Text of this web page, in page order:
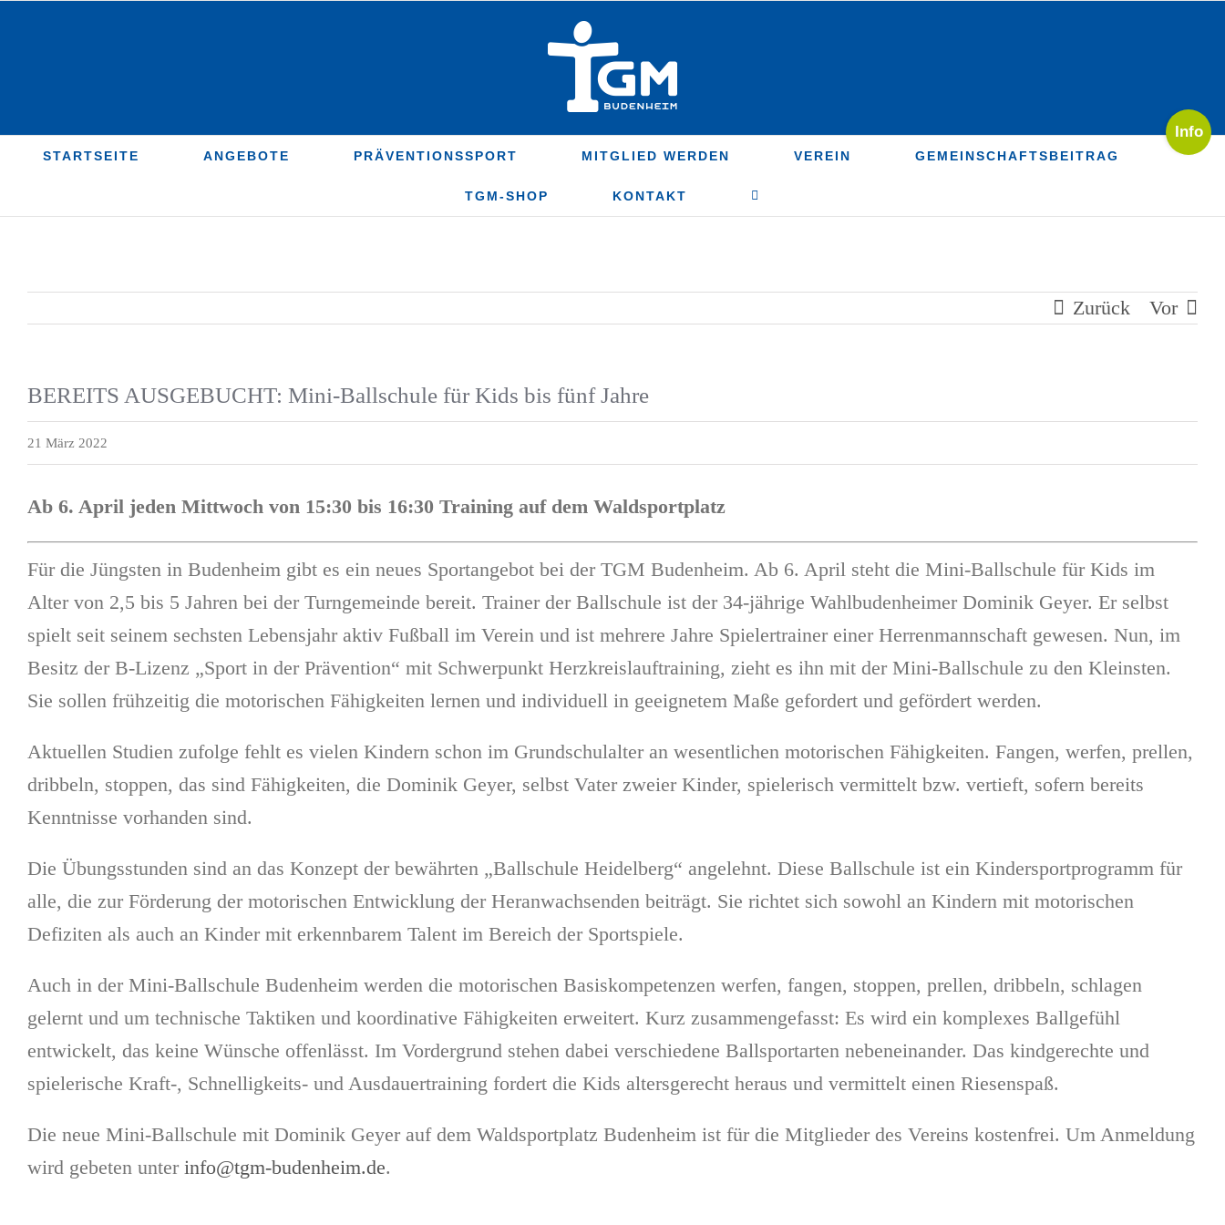
STARTSEITE ANGEBOTE PRÄVENTIONSSPORT MITGLIED WERDEN VEREIN GEMEINSCHAFTSBEITRAG
TGM-SHOP KONTAKT
Zurück Vor
BEREITS AUSGEBUCHT: Mini-Ballschule für Kids bis fünf Jahre
21 März 2022
Ab 6. April jeden Mittwoch von 15:30 bis 16:30 Training auf dem Waldsportplatz
Für die Jüngsten in Budenheim gibt es ein neues Sportangebot bei der TGM Budenheim. Ab 6. April steht die Mini-Ballschule für Kids im
Alter von 2,5 bis 5 Jahren bei der Turngemeinde bereit. Trainer der Ballschule ist der 34-jährige Wahlbudenheimer Dominik Geyer. Er selbst
spielt seit seinem sechsten Lebensjahr aktiv Fußball im Verein und ist mehrere Jahre Spielertrainer einer Herrenmannschaft gewesen. Nun, im
Besitz der B-Lizenz „Sport in der Prävention“ mit Schwerpunkt Herzkreislauftraining, zieht es ihn mit der Mini-Ballschule zu den Kleinsten.
Sie sollen frühzeitig die motorischen Fähigkeiten lernen und individuell in geeignetem Maße gefordert und gefördert werden.
Aktuellen Studien zufolge fehlt es vielen Kindern schon im Grundschulalter an wesentlichen motorischen Fähigkeiten. Fangen, werfen, prellen,
dribbeln, stoppen, das sind Fähigkeiten, die Dominik Geyer, selbst Vater zweier Kinder, spielerisch vermittelt bzw. vertieft, sofern bereits
Kenntnisse vorhanden sind.
Die Übungsstunden sind an das Konzept der bewährten „Ballschule Heidelberg“ angelehnt. Diese Ballschule ist ein Kindersportprogramm für
alle, die zur Förderung der motorischen Entwicklung der Heranwachsenden beiträgt. Sie richtet sich sowohl an Kindern mit motorischen
Defiziten als auch an Kinder mit erkennbarem Talent im Bereich der Sportspiele.
Auch in der Mini-Ballschule Budenheim werden die motorischen Basiskompetenzen werfen, fangen, stoppen, prellen, dribbeln, schlagen
gelernt und um technische Taktiken und koordinative Fähigkeiten erweitert. Kurz zusammengefasst: Es wird ein komplexes Ballgefühl
entwickelt, das keine Wünsche offenlässt. Im Vordergrund stehen dabei verschiedene Ballsportarten nebeneinander. Das kindgerechte und
spielerische Kraft-, Schnelligkeits- und Ausdauertraining fordert die Kids altersgerecht heraus und vermittelt einen Riesenspaß.
Die neue Mini-Ballschule mit Dominik Geyer auf dem Waldsportplatz Budenheim ist für die Mitglieder des Vereins kostenfrei. Um Anmeldung
wird gebeten unter info@tgm-budenheim.de.
Toggle
Sliding
Area